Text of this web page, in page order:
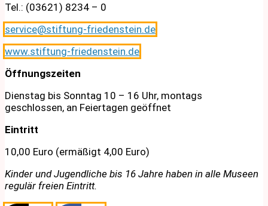
Tel.: (03621) 8234 – 0
service@stiftung-friedenstein.de
www.stiftung-friedenstein.de
Öffnungszeiten
Dienstag bis Sonntag 10 – 16 Uhr, montags
geschlossen, an Feiertagen geöffnet
Eintritt
10,00 Euro (ermäßigt 4,00 Euro)
Kinder und Jugendliche bis 16 Jahre haben in alle Museen
regulär freien Eintritt.